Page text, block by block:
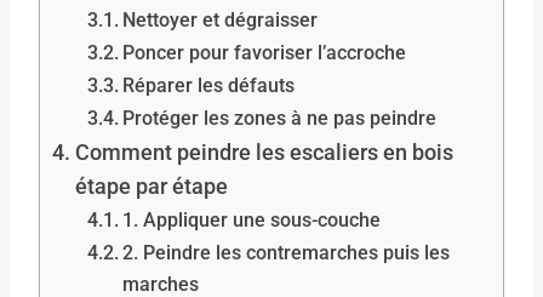
Nettoyer et dégraisser
Poncer pour favoriser l’accroche
Réparer les défauts
Protéger les zones à ne pas peindre
Comment peindre les escaliers en bois
étape par étape
1. Appliquer une sous-couche
2. Peindre les contremarches puis les
marches